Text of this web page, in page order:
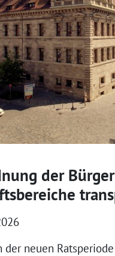
der
der neuen